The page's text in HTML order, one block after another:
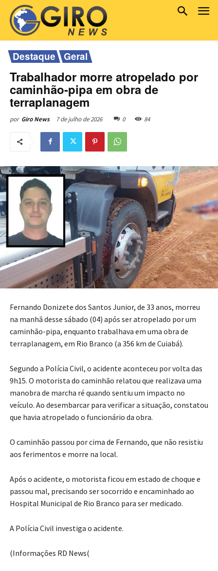
Destaque Geral
Trabalhador morre atropelado por
caminhão-pipa em obra de
terraplanagem
por Giro News 7 de julho de 2026 0 84
Fernando Donizete dos Santos Junior, de 33 anos, morreu
na manhã desse sábado (04) após ser atropelado por um
caminhão-pipa, enquanto trabalhava em uma obra de
terraplanagem, em Rio Branco (a 356 km de Cuiabá).
Segundo a Polícia Civil, o acidente aconteceu por volta das
9h15. O motorista do caminhão relatou que realizava uma
manobra de marcha ré quando sentiu um impacto no
veículo. Ao desembarcar para verificar a situação, constatou
que havia atropelado o funcionário da obra.
O caminhão passou por cima de Fernando, que não resistiu
aos ferimentos e morre na local.
Após o acidente, o motorista ficou em estado de choque e
passou mal, precisando ser socorrido e encaminhado ao
Hospital Municipal de Rio Branco para ser medicado.
A Polícia Civil investiga o acidente.
(Informações RD News(